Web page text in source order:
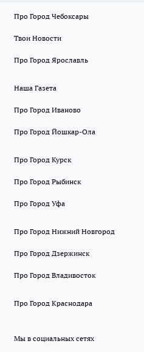
Про Город Чебоксары
Твои Новости
Про Город Ярославль
Наша Газета
Про Город Иваново
Про Город Йошкар-Ола
Про Город Курск
Про Город Рыбинск
Про Город Уфа
Про Город Нижний Новгород
Про Город Дзержинск
Про Город Владивосток
Про Город Краснодара
Мы в социальных сетях